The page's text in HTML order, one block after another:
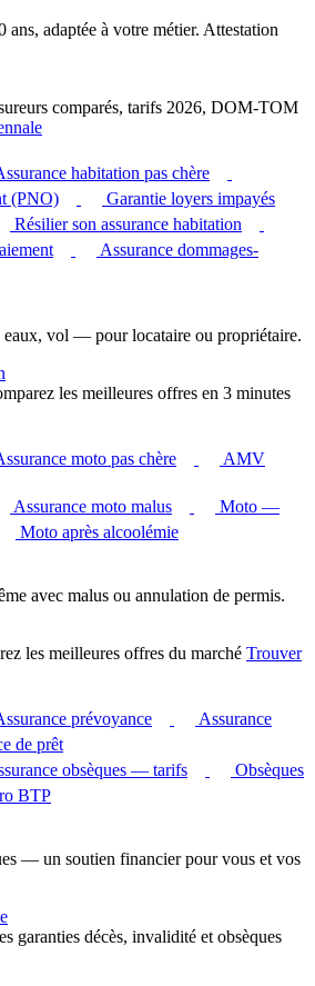
adaptée à votre métier. Attestation
comparés, tarifs 2026, DOM-TOM
habitation pas chère
(PNO)
Garantie loyers impayés
Résilier son assurance habitation
Assurance dommages-
eaux, vol — pour locataire ou propriétaire.
les meilleures offres en 3 minutes
moto pas chère
AMV
Assurance moto malus
Moto —
Moto après alcoolémie
avec malus ou annulation de permis.
les meilleures offres du marché Trouver
prévoyance
Assurance
de prêt
obsèques — tarifs
Obsèques
BTP
— un soutien financier pour vous et vos
garanties décès, invalidité et obsèques